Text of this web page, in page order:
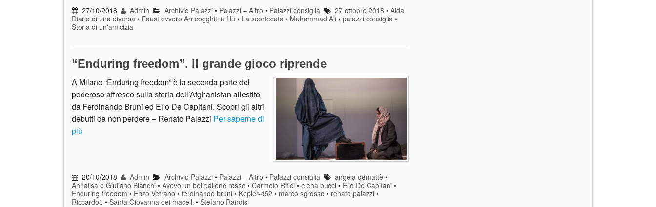
27/10/2018 Admin Archivio Palazzi• Palazzi – Altro • Palazzi consiglia 27 ottobre 2018 • Alda
Diario di una diversa • Faust ovvero Arricogghiti u filu • La scortecata • Muhammad Ali • palazzi consiglia •
Storia di un'amicizia
“Enduring freedom”. Il grande gioco riprende
A Milano “Enduring freedom” è la seconda parte del
poderoso affresco sulla storia dell’Afghanistan allestito
da Ferdinando Bruni ed Elio De Capitani. Scopri gli altri
debutti da non perdere – Renato Palazzi Per saperne di
più
20/10/2018 Admin Archivio Palazzi• Palazzi – Altro • Palazzi consiglia angela demattè•
Annalisa e Giuliano Bianchi • Avevo un bel pallone rosso • Carmelo Rifici • elena bucci • Elio De Capitani •
Enduring freedom • Enzo Vetrano • ferdinando bruni • Kepler-452 • marco sgrosso • renato palazzi •
Riccardo3 • Santa Giovanna dei macelli • Stefano Randisi